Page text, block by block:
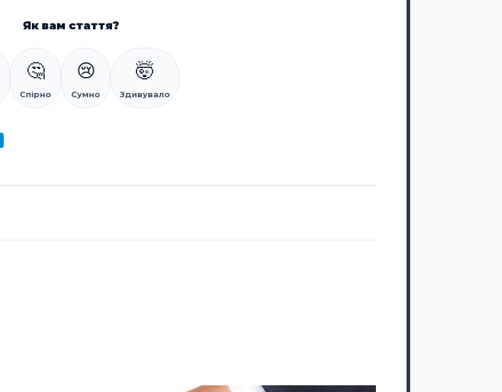
Як вам стаття?
🤔
Спірно
😢
Сумно
🤯
Здивувало